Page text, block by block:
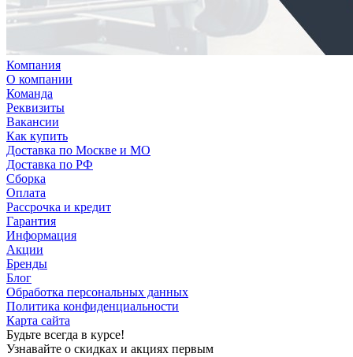
Компания
О компании
Команда
Реквизиты
Вакансии
Как купить
Доставка по Москве и МО
Доставка по РФ
Сборка
Оплата
Рассрочка и кредит
Гарантия
Информация
Акции
Бренды
Блог
Обработка персональных данных
Политика конфиденциальности
Карта сайта
Будьте всегда в курсе!
Узнавайте о скидках и акциях первым